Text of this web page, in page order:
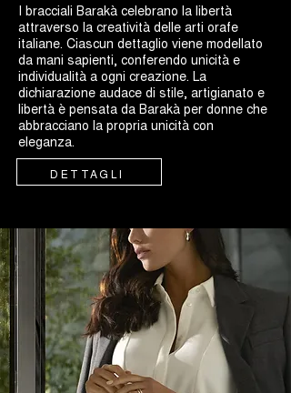
I bracciali Barakà celebrano la libertà
attraverso la creatività delle arti orafe
italiane. Ciascun dettaglio viene modellato
da mani sapienti, conferendo unicità e
individualità a ogni creazione. La
dichiarazione audace di stile, artigianato e
libertà è pensata da Barakà per donne che
abbracciano la propria unicità con
eleganza.
DETTAGLI